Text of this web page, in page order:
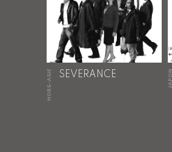
HORS-ASIE SEVERANCE JAPON